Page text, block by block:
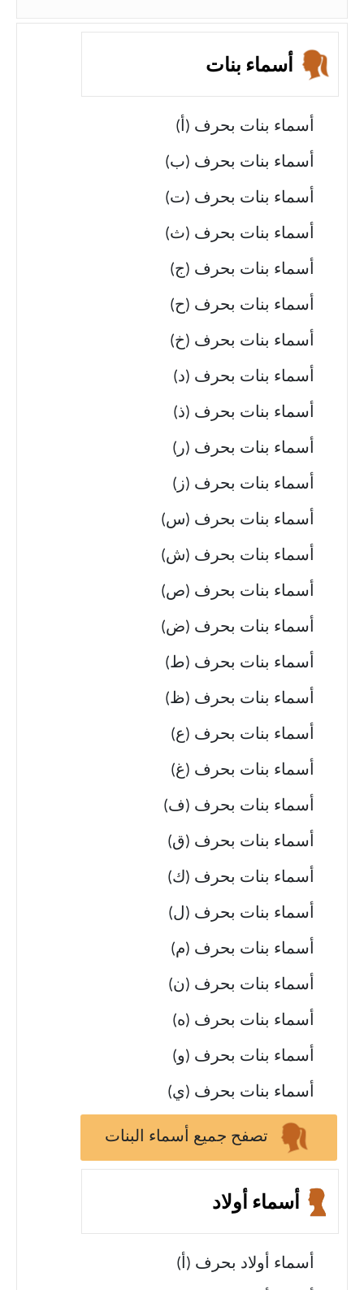
أسماء بنات
أسماء بنات بحرف (أ)
أسماء بنات بحرف (ب)
أسماء بنات بحرف (ت)
أسماء بنات بحرف (ث)
أسماء بنات بحرف (ج)
أسماء بنات بحرف (ح)
أسماء بنات بحرف (خ)
أسماء بنات بحرف (د)
أسماء بنات بحرف (ذ)
أسماء بنات بحرف (ر)
أسماء بنات بحرف (ز)
أسماء بنات بحرف (س)
أسماء بنات بحرف (ش)
أسماء بنات بحرف (ص)
أسماء بنات بحرف (ض)
أسماء بنات بحرف (ط)
أسماء بنات بحرف (ظ)
أسماء بنات بحرف (ع)
أسماء بنات بحرف (غ)
أسماء بنات بحرف (ف)
أسماء بنات بحرف (ق)
أسماء بنات بحرف (ك)
أسماء بنات بحرف (ل)
أسماء بنات بحرف (م)
أسماء بنات بحرف (ن)
أسماء بنات بحرف (ه)
أسماء بنات بحرف (و)
أسماء بنات بحرف (ي)
تصفح جميع أسماء البنات
أسماء أولاد
أسماء أولاد بحرف (أ)